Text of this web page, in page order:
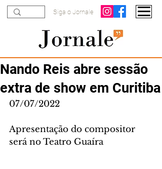
Siga o Jornale
Nando Reis abre sessão
extra de show em Curitiba
07/07/2022
Apresentação do compositor
será no Teatro Guaíra